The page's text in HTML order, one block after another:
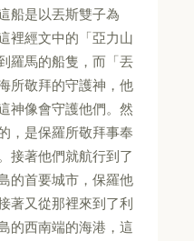
船是以丟斯雙子為
裡經文中的「亞力山
羅馬的船隻，而「丟
所敬拜的守護神，他
神像會守護他們。然
，是保羅所敬拜事奉
接著他們就航行到了
的首要城市，保羅他
著又從那裡來到了利
的西南端的海港，這